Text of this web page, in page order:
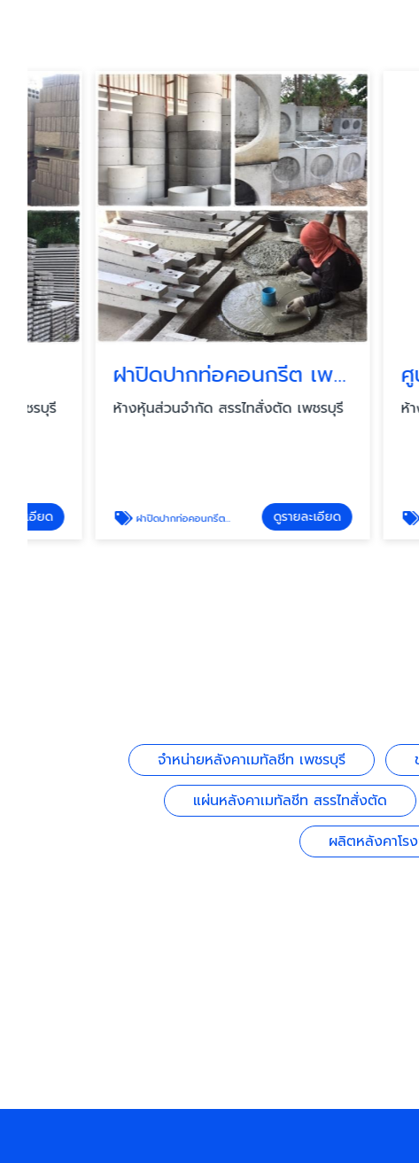
ฝาปิดปากท่อคอนกรีต เพชรบุรี
ห้างหุ้นส่วนจำกัด สรรไทสั่งตัด เพชรบุรี
ฝาปิดปากท่อคอนกรีต เพชรบุรี ดูรายละเอียด
ห้างหุ้นส่วนจ
ศูนย์เมทัลชีท บลูสโ
จำหน่ายหลังคาเมทัลชีท เพชรบุรี
แผ่นหลังคาเมทัลชีท สรรไทสั่งตัด
ผลิตหลังคาโร